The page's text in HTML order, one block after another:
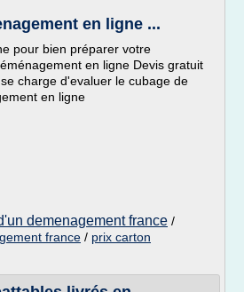
en ligne ...
pour bien préparer votre
en ligne Devis gratuit
charge d'evaluer le cubage de
en ligne
demenagement france /
france / prix carton